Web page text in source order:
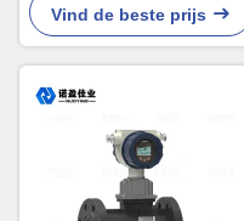
Vind de beste prijs